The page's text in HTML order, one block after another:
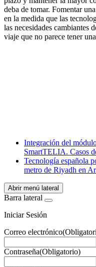
deba de tomar. Fomentar
en la medida que las
las necesidades cambiantes
viaje que no parece tener
WhatsApp
Integración del
SmartTELIA. Casos
Tecnología española
metro de Riyadh en
Abrir menú lateral
Barra lateral
Iniciar Sesión
Correo electrónico
Contraseña(Obligatorio)